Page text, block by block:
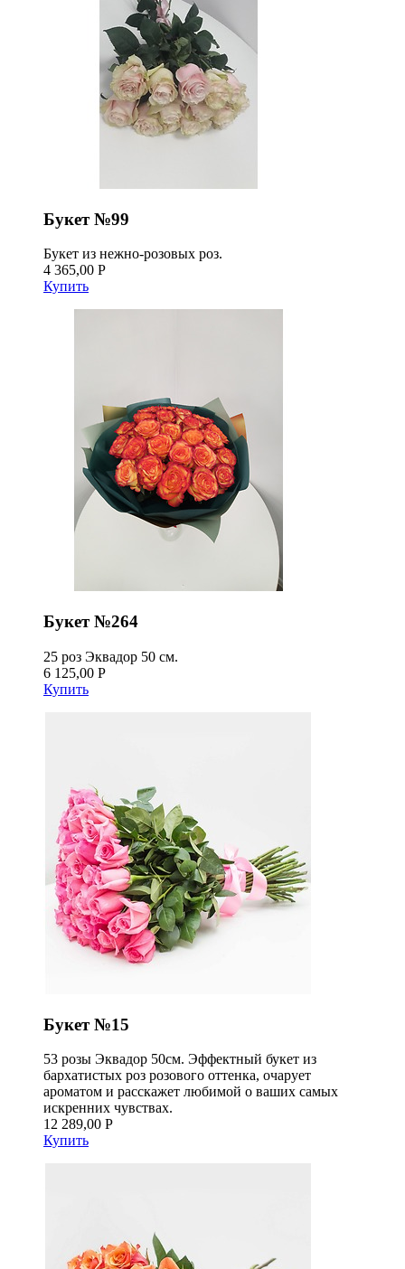
Букет №99
Букет из нежно-розовых роз.
4 365,00 Р
Купить
Букет №264
25 роз Эквадор 50 см.
6 125,00 Р
Купить
Букет №15
53 розы Эквадор 50см. Эффектный букет из
бархатистых роз розового оттенка, очарует
ароматом и расскажет любимой о ваших самых
искренних чувствах.
12 289,00 Р
Купить